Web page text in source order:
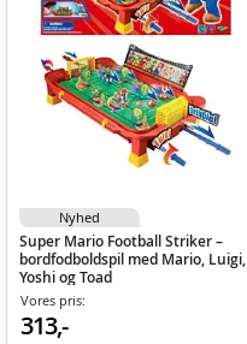
Super Mario Football Striker –
bordfodboldspil med Mario, Luigi,
Yoshi og Toad
Vores pris:
313,-
Nyhed